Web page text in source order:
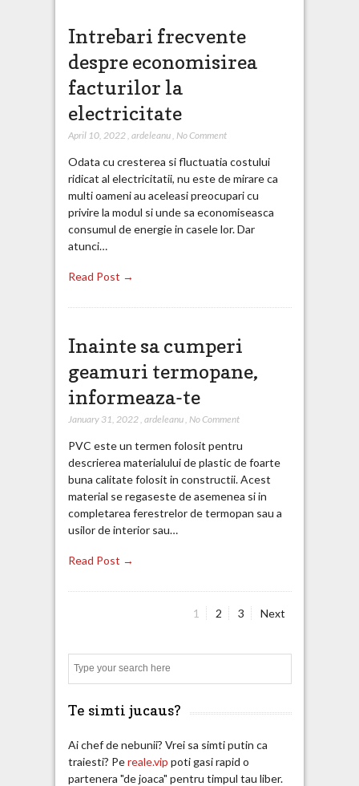
Intrebari frecvente
despre economisirea
facturilor la
electricitate
April 10, 2022, ardeleanu, No Comment
Odata cu cresterea si fluctuatia costului
ridicat al electricitatii, nu este de mirare ca
multi oameni au aceleasi preocupari cu
privire la modul si unde sa economiseasca
consumul de energie in casele lor. Dar
atunci…
Read Post →
Inainte sa cumperi
geamuri termopane,
informeaza-te
January 31, 2022, ardeleanu, No Comment
PVC este un termen folosit pentru
descrierea materialului de plastic de foarte
buna calitate folosit in constructii. Acest
material se regaseste de asemenea si in
completarea ferestrelor de termopan sau a
usilor de interior sau…
Read Post →
pagination
Page
1 Page
2 Page
3 Next
Te simti jucaus?
Ai chef de nebunii? Vrei sa simti putin ca
traiesti? Pereale.vip poti gasi rapid o
partenera "de joaca" pentru timpul tau liber.